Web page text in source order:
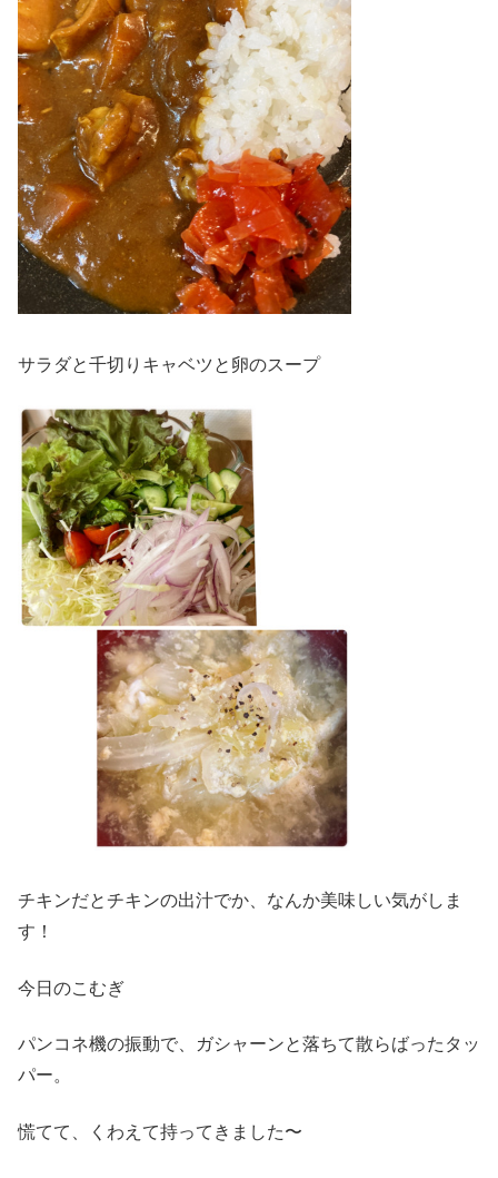
サラダと千切りキャベツと卵のスープ
チキンだとチキンの出汁でか、なんか美味しい気がしま
す！
今日のこむぎ
パンコネ機の振動で、ガシャーンと落ちて散らばったタッ
パー。
慌てて、くわえて持ってきました〜